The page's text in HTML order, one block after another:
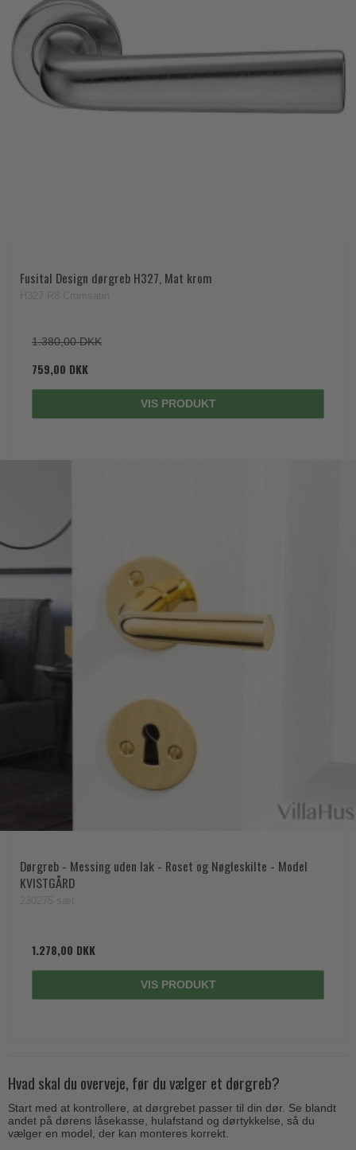
Fusital Design dørgreb H327, Mat krom
1.380,00 DKK
759,00 DKK
VIS PRODUKT
Dørgreb - Messing uden lak - Roset og Nøgleskilte - Model
KVISTGÅRD
1.278,00 DKK
VIS PRODUKT
Hvad skal du overveje, før du vælger et dørgreb?
Start med at kontrollere, at dørgrebet passer til din dør. Se blandt
andet på dørens låsekasse, hulafstand og dørtykkelse, så du
vælger en model, der kan monteres korrekt.